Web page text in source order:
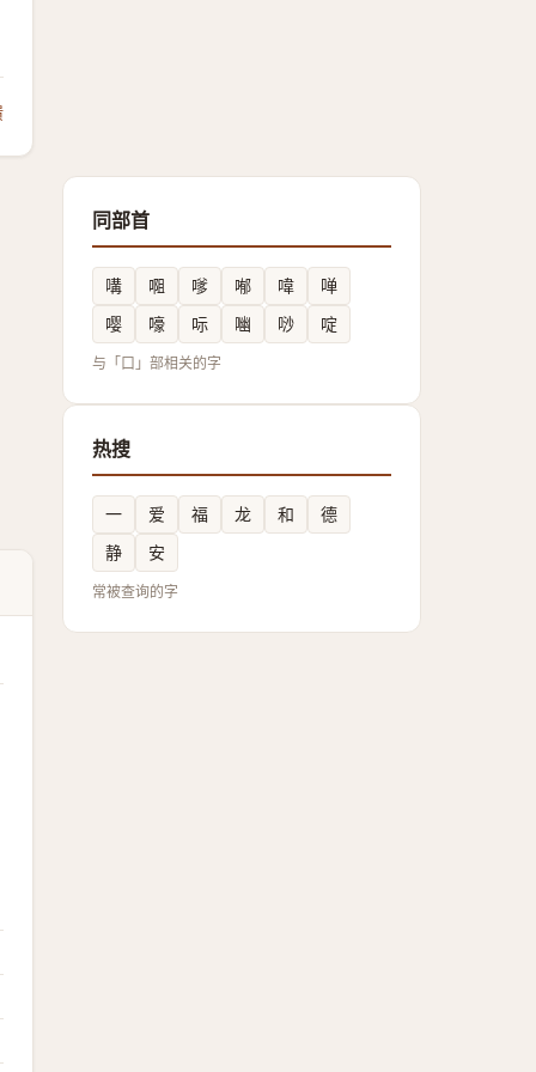
同部首
㗕 唨 嗲 喐 喡
啴
嘤
嚎 呩 㗀 唦 啶
与「口」部相关的字
热搜
一 爱 福 龙 和
德
静
安
常被查询的字